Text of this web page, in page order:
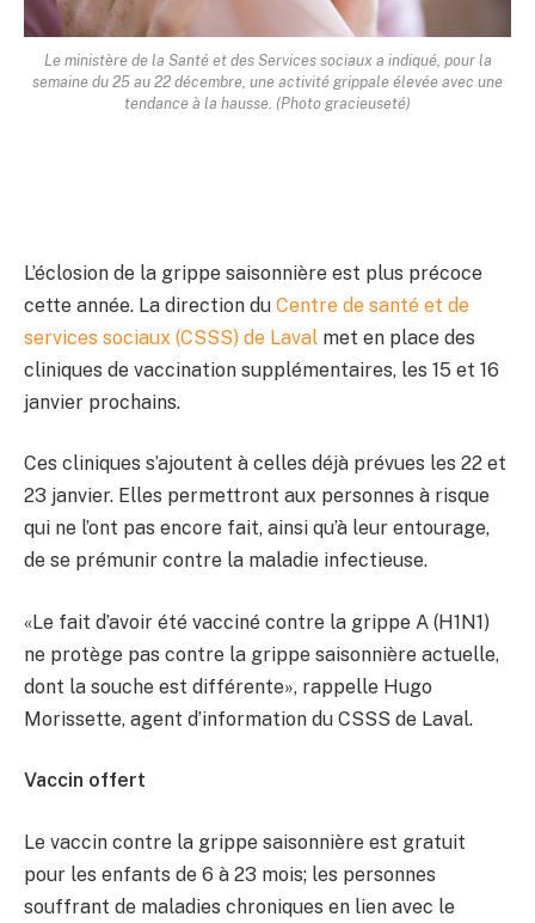
Le ministère de la Santé et des Services sociaux a indiqué, pour la
semaine du 25 au 22 décembre, une activité grippale élevée avec une
tendance à la hausse. (Photo gracieuseté)
L’éclosion de la grippe saisonnière est plus précoce
cette année. La direction du Centre de santé et de
services sociaux (CSSS) de Laval met en place des
cliniques de vaccination supplémentaires, les 15 et 16
janvier prochains.
Ces cliniques s’ajoutent à celles déjà prévues les 22 et
23 janvier. Elles permettront aux personnes à risque
qui ne l’ont pas encore fait, ainsi qu’à leur entourage,
de se prémunir contre la maladie infectieuse.
«Le fait d’avoir été vacciné contre la grippe A (H1N1)
ne protège pas contre la grippe saisonnière actuelle,
dont la souche est différente», rappelle Hugo
Morissette, agent d’information du CSSS de Laval.
Vaccin offert
Le vaccin contre la grippe saisonnière est gratuit
pour les enfants de 6 à 23 mois; les personnes
souffrant de maladies chroniques en lien avec le